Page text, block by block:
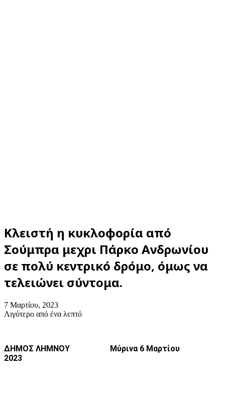
Κλειστή η κυκλοφορία από
Σούμπρα μεχρι Πάρκο Ανδρωνίου
σε πολύ κεντρικό δρόμο, όμως να
τελειώνει σύντομα.
7 Μαρτίου, 2023
Λιγότερο από ένα λεπτό
ΔΗΜΟΣ ΛΗΜΝΟΥ Μύρινα 6 Μαρτίου
2023